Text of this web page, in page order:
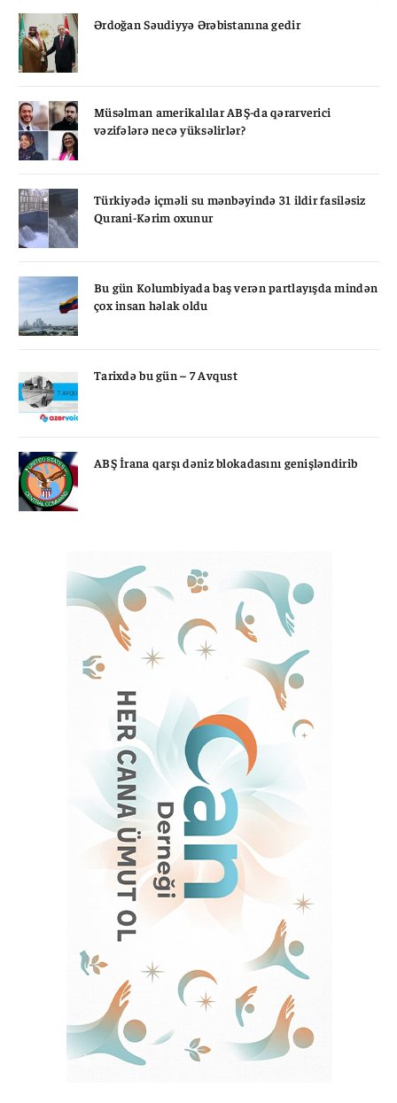
Ərdoğan Səudiyyə Ərəbistanına gedir
Müsəlman amerikalılar ABŞ-da qərarverici
vəzifələrə necə yüksəlirlər?
Türkiyədə içməli su mənbəyində 31 ildir fasiləsiz
Qurani-Kərim oxunur
Bu gün Kolumbiyada baş verən partlayışda mindən
çox insan həlak oldu
Tarixdə bu gün – 7 Avqust
ABŞ İrana qarşı dəniz blokadasını genişləndirib